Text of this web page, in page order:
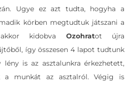
Ugye ez azt tudta, hogyha a
körben megtudtuk játszani a
kidobva Ozohratot újra
így összesen 4 lapot tudtunk
is az asztalunkra érkezhetett,
a munkát az asztalról. Végig is